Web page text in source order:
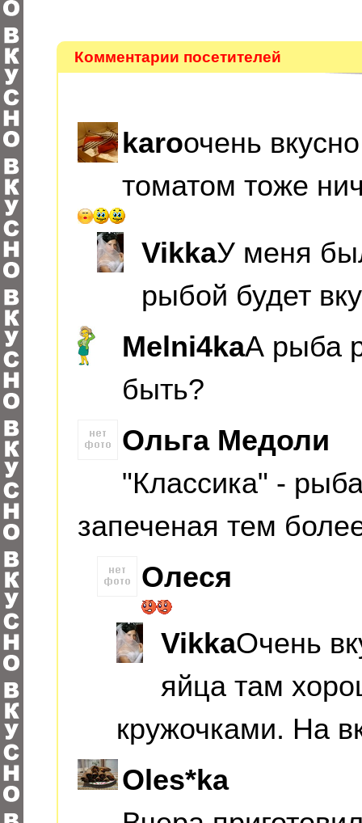
Комментарии посетителей
karoочень
томатом тоже
VikkaУ меня
рыбой будет
Melni4kaА рыба
быть?
Ольга Медоли
"Классика" -
запеченая тем
Олеся
VikkaОчень
яйца там
кружочками. На
Oles*ka